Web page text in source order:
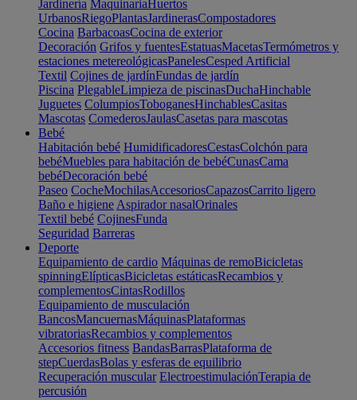
Jardinería MaquinariaHuertos
UrbanosRiegoPlantasJardinerasCompostadores
Cocina BarbacoasCocina de exterior
Decoración Grifos y fuentesEstatuasMacetasTermómetros y
estaciones metereológicasPanelesCesped Artificial
Textil Cojines de jardínFundas de jardín
Piscina PlegableLimpieza de piscinasDuchaHinchable
Juguetes ColumpiosToboganesHinchablesCasitas
Mascotas ComederosJaulasCasetas para mascotas
Bebé
Habitación bebé HumidificadoresCestasColchón para
bebéMuebles para habitación de bebéCunasCama
bebéDecoración bebé
Paseo CocheMochilasAccesoriosCapazosCarrito ligero
Baño e higiene Aspirador nasalOrinales
Textil bebé CojinesFunda
Seguridad Barreras
Deporte
Equipamiento de cardio Máquinas de remoBicicletas
spinningElípticasBicicletas estáticasRecambios y
complementosCintasRodillos
Equipamiento de musculación
BancosMancuernasMáquinasPlataformas
vibratoriasRecambios y complementos
Accesorios fitness BandasBarrasPlataforma de
stepCuerdasBolas y esferas de equilibrio
Recuperación muscular ElectroestimulaciónTerapia de
percusión